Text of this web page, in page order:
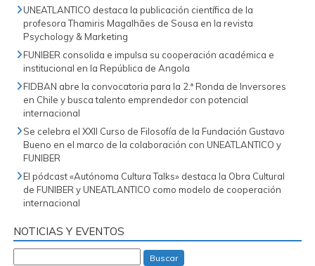
UNEATLANTICO destaca la publicación científica de la
profesora Thamiris Magalhães de Sousa en la revista
Psychology & Marketing
FUNIBER consolida e impulsa su cooperación académica e
institucional en la República de Angola
FIDBAN abre la convocatoria para la 2.ª Ronda de Inversores
en Chile y busca talento emprendedor con potencial
internacional
Se celebra el XXII Curso de Filosofía de la Fundación Gustavo
Bueno en el marco de la colaboración con UNEATLANTICO y
FUNIBER
El pódcast «Autónoma Cultura Talks» destaca la Obra Cultural
de FUNIBER y UNEATLANTICO como modelo de cooperación
internacional
NOTICIAS Y EVENTOS
Buscar